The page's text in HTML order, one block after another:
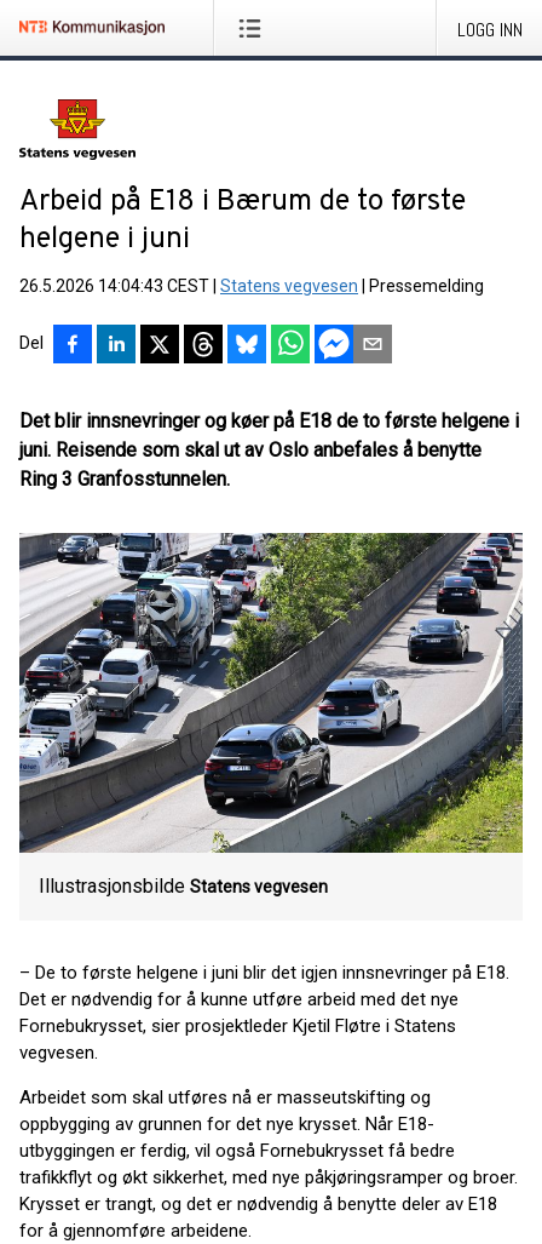
LOGG INN
Arbeid på E18 i Bærum de to første
helgene i juni
26.5.2026 14:04:43 CEST Statens vegvesen Pressemelding
Del
Det blir innsnevringer og køer på E18 de to første helgene i
juni. Reisende som skal ut av Oslo anbefales å benytte
Ring 3 Granfosstunnelen.
Illustrasjonsbilde Statens vegvesen
– De to første helgene i juni blir det igjen innsnevringer på E18.
Det er nødvendig for å kunne utføre arbeid med det nye
Fornebukrysset, sier prosjektleder Kjetil Fløtre i Statens
vegvesen.
Arbeidet som skal utføres nå er masseutskifting og
oppbygging av grunnen for det nye krysset. Når E18-
utbyggingen er ferdig, vil også Fornebukrysset få bedre
trafikkflyt og økt sikkerhet, med nye påkjøringsramper og broer.
Krysset er trangt, og det er nødvendig å benytte deler av E18
for å gjennomføre arbeidene.